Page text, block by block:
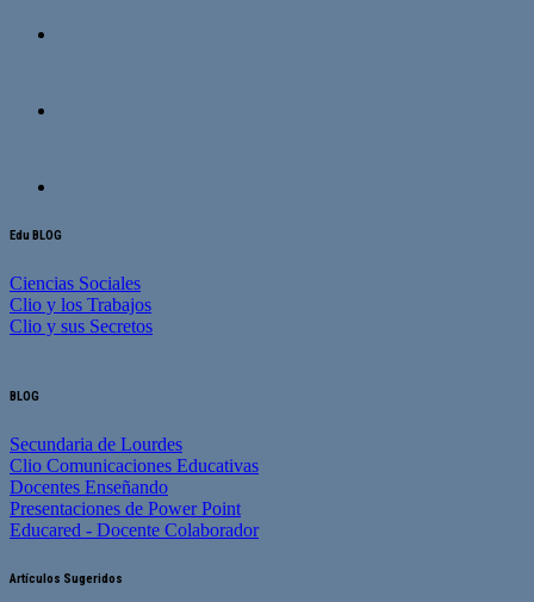
Edu BLOG
Ciencias Sociales
Clio y los Trabajos
Clio y sus Secretos
BLOG
Secundaria de Lourdes
Clio Comunicaciones Educativas
Docentes Enseñando
Presentaciones de Power Point
Educared - Docente Colaborador
Artículos Sugeridos